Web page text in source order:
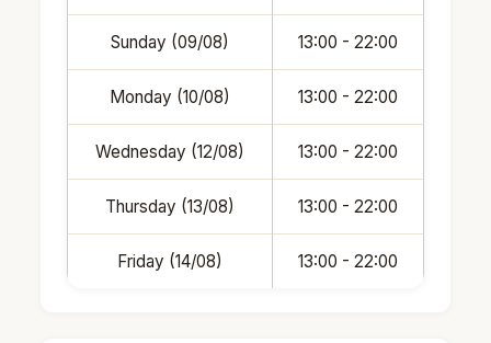
Sunday (09/08) 13:00 - 22:00
Monday (10/08) 13:00 - 22:00
Wednesday (12/08) 13:00 - 22:00
Thursday (13/08) 13:00 - 22:00
Friday (14/08) 13:00 - 22:00